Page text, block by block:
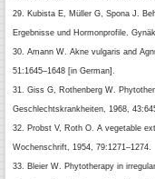
29. Kubista E, Müller G, Spona J.
Ergebnisse und Hormonprofile.
30. Amann W. Akne vulgaris and
51:1645–1648 [in German].
31. Giss G, Rothenberg W.
Geschlechtskrankheiten, 1968,
32. Probst V, Roth O. A vegetable
Wochenschrift, 1954, 79:1271–1274.
33. Bleier W. Phytotherapy in